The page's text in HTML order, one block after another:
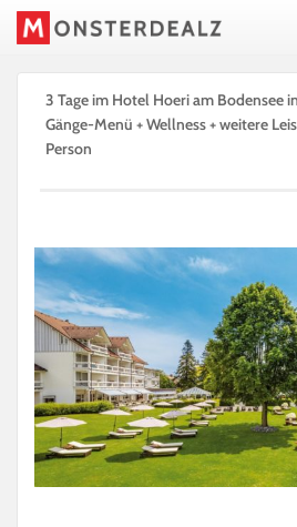
3 Tage im Hotel Hoeri am Bodensee
Gänge-Menü + Wellness + weitere
Person